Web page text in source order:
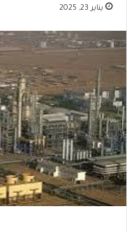
يناير 23, 2025